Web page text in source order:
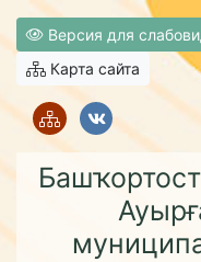
Версия для
Карта сайта